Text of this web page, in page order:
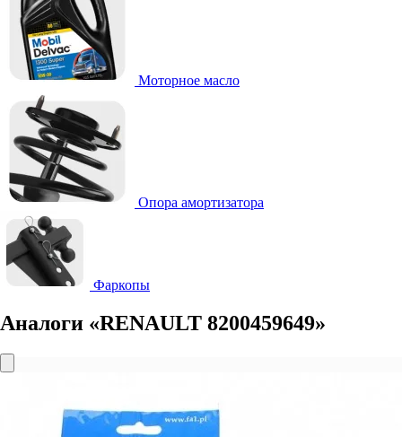
Моторное масло
Опора амортизатора
Фаркопы
Аналоги «RENAULT 8200459649»